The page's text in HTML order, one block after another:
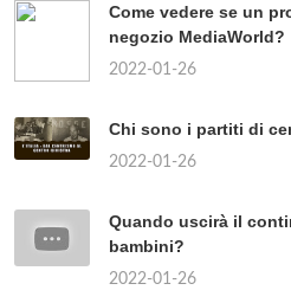
Come vedere se un
negozio MediaWorld?
2022-01-26
Chi sono i partiti di
2022-01-26
Quando uscirà il
bambini?
2022-01-26